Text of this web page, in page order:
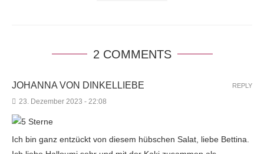
2 COMMENTS
JOHANNA VON DINKELLIEBE
23. Dezember 2023 - 22:08
Ich bin ganz entzückt von diesem hübschen Salat, liebe Bettina.
REPLY